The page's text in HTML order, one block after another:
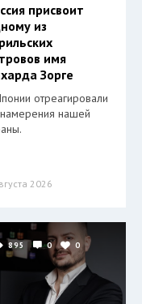
присвоит
из
имя
Зорге
отреагировали
нашей
2026
895 0 0